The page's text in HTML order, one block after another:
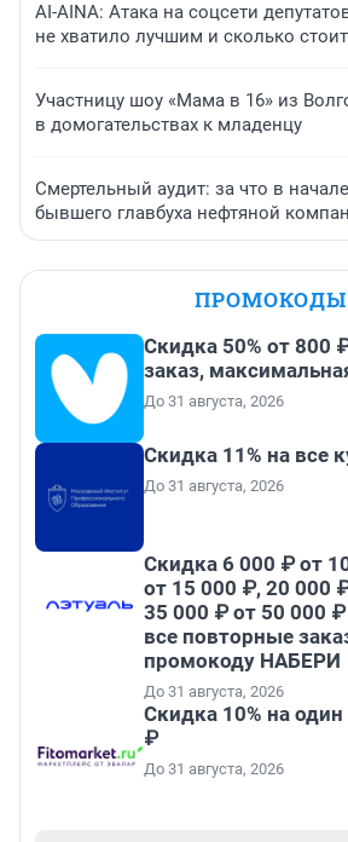
AI-AINA: Атака на соцсети
не хватило лучшим и сколько стоит
Участницу шоу «Мама в 16» из
в домогательствах к младенцу
Смертельный аудит: за что в
бывшего главбуха нефтяной
ПРОМОКОДЫ
Скидка 50% от 800
заказ,
До 31 августа, 2026
Скидка 11% на все
До 31 августа, 2026
Скидка 6 000 ₽ от
от 15 000 ₽, 20 000
35 000 ₽ от 50 000
все повторные
промокоду НАБЕРИ
До 31 августа, 2026
Скидка 10% на
₽
До 31 августа, 2026